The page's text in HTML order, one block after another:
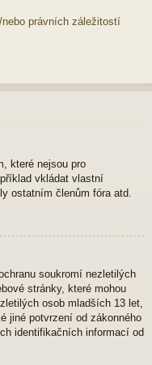
právních záležitostí
které nejsou pro
vkládat vlastní
ostatním členům fóra atd.
soukromí nezletilých
stránky, které mohou
osob mladších 13 let,
jiné potvrzení od zákonného
identifikačních informací od